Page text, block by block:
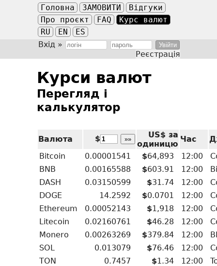
Головна ЗАМОВИТИ
Відгуки
Про проєкт
FAQ
Курс валют
RU
EN
ES
Вхід »
Реєстрація
Курси валют
Перегляд і
калькулятор
Валюта $ »»
US$ за
одиницю
Час
Bitcoin
0.00001541 $64,893 12:00
BNB
0.00165588 $603.91 12:00
DASH
0.03150599 $31.74 12:00
DOGE
14.2592 $0.0701 12:00
Ethereum
0.00052143 $1,918 12:00
Litecoin
0.02160761 $46.28 12:00
Monero
0.00263269 $379.84 12:00
SOL
0.013079 $76.46 12:00
TON
0.7457 $1.34 12:00